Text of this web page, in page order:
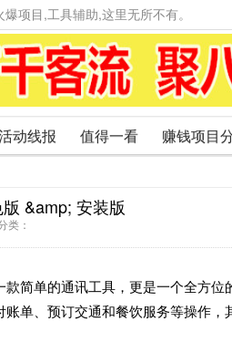
项目,工具辅助,这里无所不有。
动线报 值得一看 赚钱项目
&amp; 安装版
：
简单的通讯工具，更是一个全方位
单、预订交通和餐饮服务等操作，